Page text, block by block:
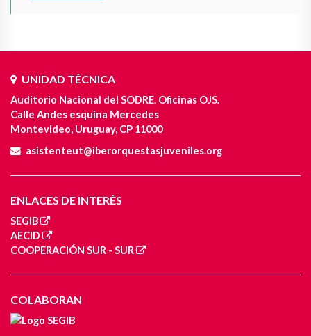
UNIDAD TÉCNICA
Auditorio Nacional del SODRE. Oficinas OJS.
Calle Andes esquina Mercedes
Montevideo, Uruguay, CP 11000
asistenteut@iberorquestasjuveniles.org
ENLACES DE INTERÉS
SEGIB
AECID
COOPERACIÓN SUR - SUR
COLABORAN